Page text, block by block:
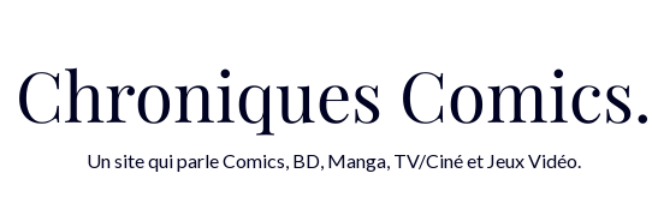
Chroniques Comics.
Un site qui parle Comics, BD, Manga, TV/Ciné et Jeux Vidéo.